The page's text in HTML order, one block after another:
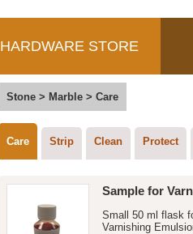
HARDWARE STORE
Stone > Marble > Care
Care Strip Clean Protect
Sample for
Small 50 ml flask
Varnishing